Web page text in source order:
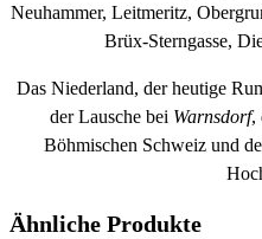
Neuhammer, Leitmeritz,
Brüx-Sterngasse,
Das Niederland, der heutige
der Lausche bei Warnsdorf,
Böhmischen Schweiz und
Ähnliche Produkte